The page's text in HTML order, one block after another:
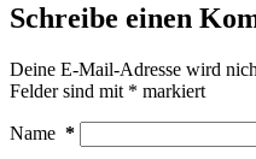
Schreibe einen
Deine E-Mail-Adresse wird
Felder sind mit * markiert
Name *